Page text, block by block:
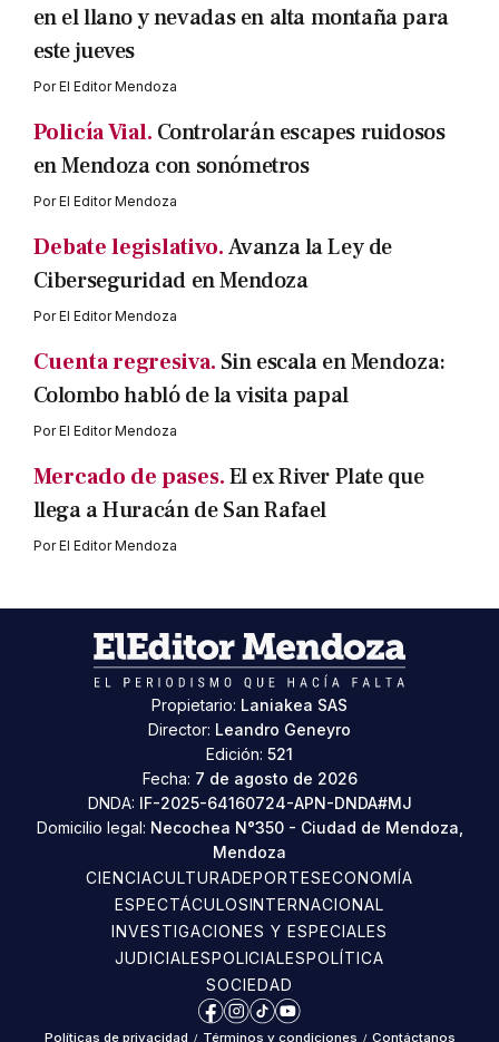
en el llano y nevadas en alta montaña para
este jueves
PorEl Editor Mendoza
Policía Vial. Controlarán escapes ruidosos
en Mendoza con sonómetros
PorEl Editor Mendoza
Debate legislativo.Avanza la Ley de
Ciberseguridad en Mendoza
PorEl Editor Mendoza
Cuenta regresiva. Sin escala en Mendoza:
Colombo habló de la visita papal
PorEl Editor Mendoza
Mercado de pases.El ex River Plate que
llega a Huracán de San Rafael
PorEl Editor Mendoza
Propietario: Laniakea SAS
Director: Leandro Geneyro
Edición: 521
Fecha: 7 de agosto de 2026
DNDA: IF-2025-64160724-APN-DNDA#MJ
Domicilio legal: Necochea N°350 - Ciudad de Mendoza,
Mendoza
CIENCIACULTURADEPORTESECONOMÍA
ESPECTÁCULOSINTERNACIONAL
INVESTIGACIONES Y ESPECIALES
JUDICIALESPOLICIALESPOLÍTICA
SOCIEDAD
Facebook
Instagram
TikTokYouTube
Políticas de privacidad / Términos y condiciones / Contáctanos